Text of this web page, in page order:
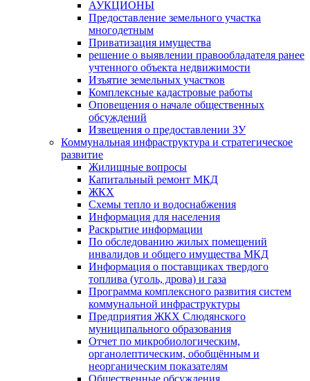
АУКЦИОНЫ
Предоставление земельного участка
многодетным
Приватизация имущества
решение о выявлении правообладателя ранее
учтенного объекта недвижимости
Изъятие земельных участков
Комплексные кадастровые работы
Оповещения о начале общественных
обсуждений
Извещения о предоставлении ЗУ
Коммунальная инфраструктура и стратегическое
развитие
Жилищные вопросы
Капитальный ремонт МКД
ЖКХ
Схемы тепло и водоснабжения
Информация для населения
Раскрытие информации
По обследованию жилых помещений
инвалидов и общего имущества МКД
Информация о поставщиках твердого
топлива (уголь, дрова) и газа
Программа комплексного развития систем
коммунальной инфраструктуры
Предприятия ЖКХ Слюдянского
муниципального образования
Отчет по микробиологическим,
органолептическим, обобщённым и
неорганическим показателям